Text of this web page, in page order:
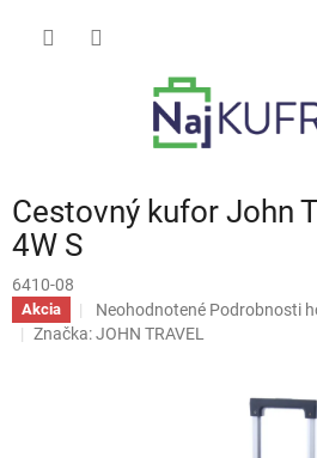
Cestovný kufor John
4W S
6410-08
Akcia
Priemerné
hodnotenie
Neohodnotené Podrobnosti
Značka:JOHN TRAVEL